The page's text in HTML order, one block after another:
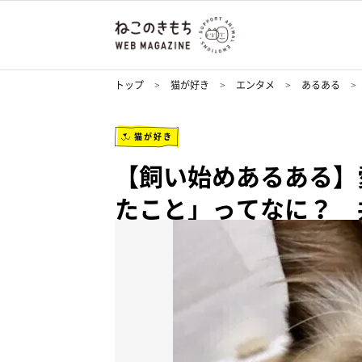
トップ 猫が好き エンタメ あるある
猫が好き
【飼い始めあるある
たこと」ってなに？